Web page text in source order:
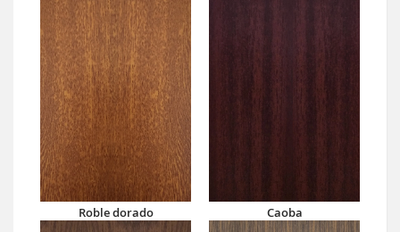
Roble dorado Caoba